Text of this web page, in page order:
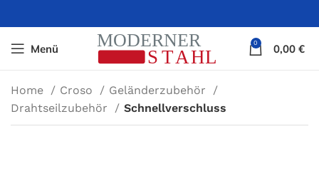
Menü 0 0,00 €
Home Croso
Geländerzubehör
Drahtseilzubehör
Schnellverschluss